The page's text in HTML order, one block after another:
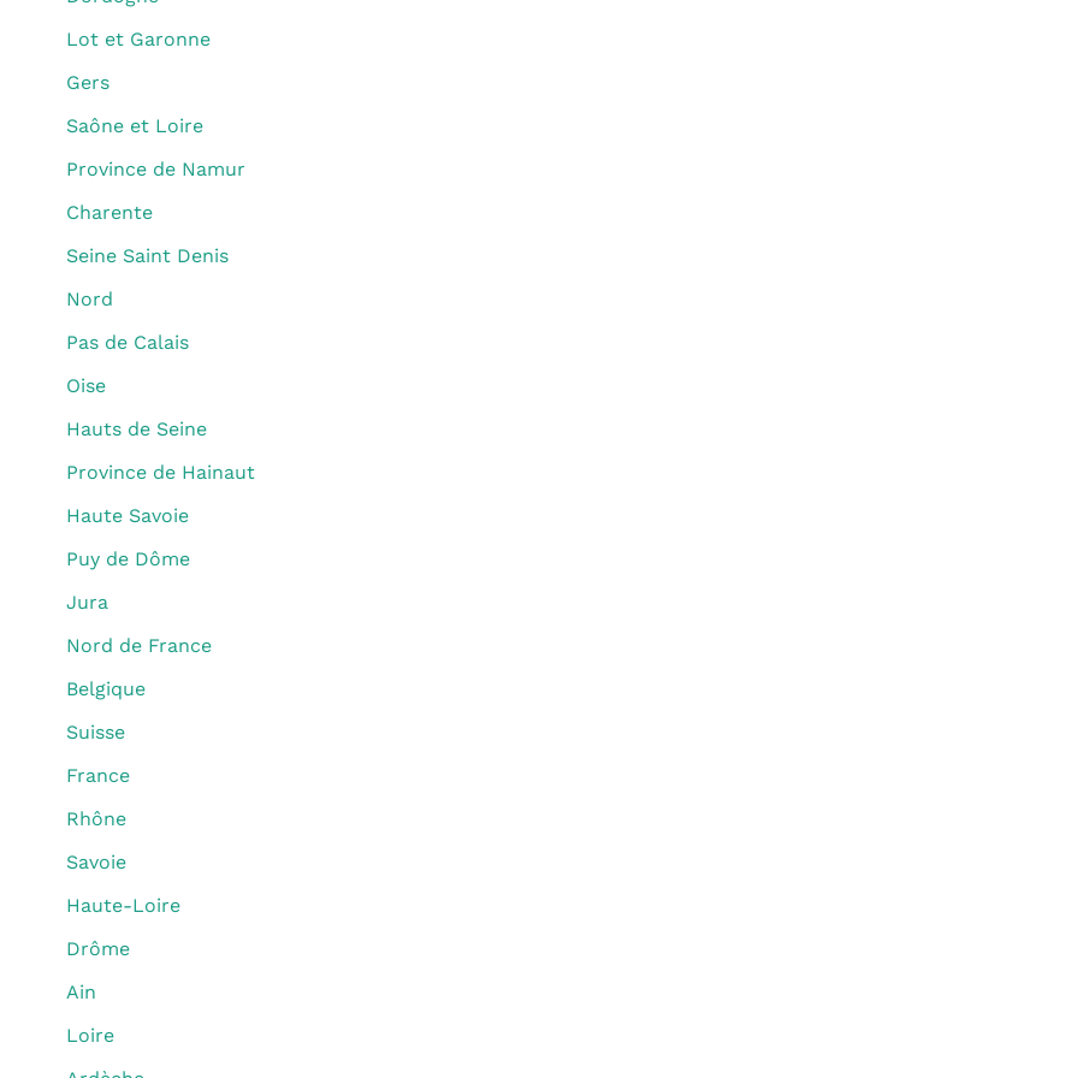
Lot et Garonne
Gers
Saône et Loire
Province de Namur
Charente
Seine Saint Denis
Nord
Pas de Calais
Oise
Hauts de Seine
Province de Hainaut
Haute Savoie
Puy de Dôme
Jura
Nord de France
Belgique
Suisse
France
Rhône
Savoie
Haute-Loire
Drôme
Ain
Loire